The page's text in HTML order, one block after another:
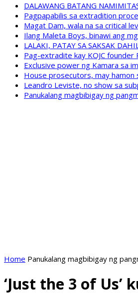
DALAWANG BATANG
Pagpapabilis sa extradition
Magat Dam, wala na sa critical
Ilang Maleta Boys, binawi ang
LALAKI, PATAY SA SAKSAK
Pag-extradite kay KOJC founder
Exclusive power ng Kamara sa
House prosecutors, may hamon
Leandro Leviste, no show sa
Panukalang magbibigay ng
Home Panukalang magbibigay ng
‘Just the 3 of